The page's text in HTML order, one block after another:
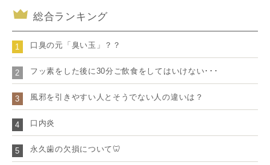
総合ランキング
1 口臭の元「臭い玉」？？
2 フッ素をした後に30分ご飲食をしてはいけない･･･
3 風邪を引きやすい人とそうでない人の違いは？
4 口内炎
5 永久歯の欠損について🦷